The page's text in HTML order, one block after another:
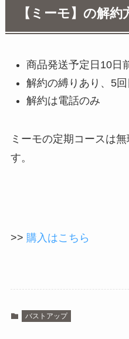
【ミーモ】の解
商品発送予定日10日
解約の縛りあり、5
解約は電話のみ
ミーモの定期コースは
す。
>> 購入はこちら
バストアップ